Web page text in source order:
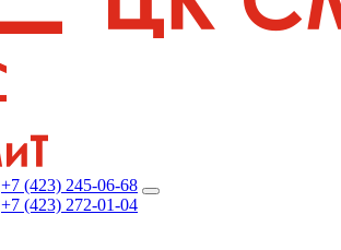
+7 (423) 245-06-68
+7 (423) 272-01-04